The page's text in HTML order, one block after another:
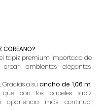
COREANO?
tapiz premium importado de
ambientes elegantes,
Gracias a suancho de 1,06 m,
que con los papeles tapiz
apariencia más continua,